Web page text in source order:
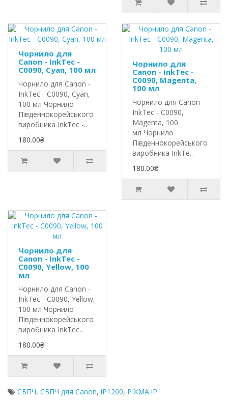
Чорнило для
Canon - InkTec -
C0090, Cyan, 100 мл
Чорнило для Canon -
InkTec - C0090, Cyan,
100 мл Чорнило
Південнокорейського
виробника InkTec -..
180.00₴
Чорнило для
Canon - InkTec -
C0090, Magenta,
100 мл
Чорнило для Canon -
InkTec - C0090,
Magenta, 100
мл Чорнило
Південнокорейського
виробника InkTe..
180.00₴
Чорнило для
Canon - InkTec -
C0090, Yellow, 100
мл
Чорнило для Canon -
InkTec - C0090, Yellow,
100 мл Чорнило
Південнокорейського
виробника InkTec..
180.00₴
СБПЧ, СБПЧ для Canon, iP1200, PIXMA iP